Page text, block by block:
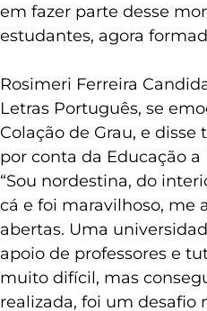
em fazer parte desse
estudantes, agora
Rosimeri Ferreira
Letras Português, se
Colação de Grau, e
por conta da Educação
“Sou nordestina, do
cá e foi maravilhoso, me
abertas. Uma
apoio de professores e
muito difícil, mas
realizada, foi um desafio